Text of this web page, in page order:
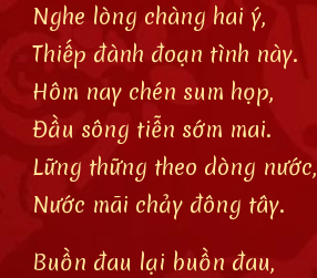
Nghe lòng chàng hai ý,
Thiếp đành đoạn tình này.
Hôm nay chén sum họp,
Đầu sông tiễn sớm mai.
Lững thững theo dòng nước,
Nước mãi chảy đông tây.
Buồn đau lại buồn đau,